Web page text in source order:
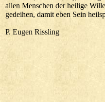
allen Menschen der heilige
gedeihen, damit eben Sein
P. Eugen Rissling